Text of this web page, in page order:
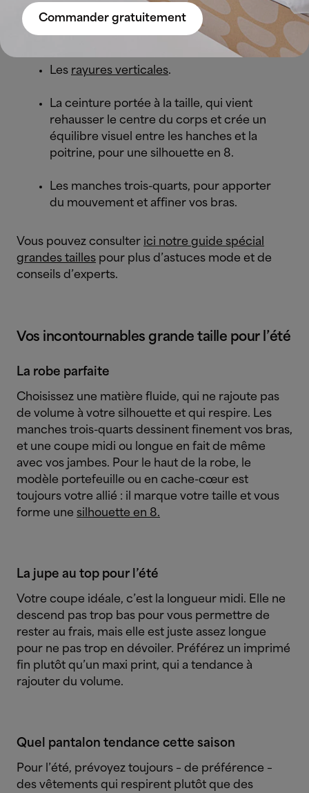
Lescols en Vqui affinent le haut du
corps.
Les rayures verticales.
La ceinture portée à la taille, qui vient
rehausser le centre du corps et crée un
équilibre visuel entre les hanches et la
poitrine, pour une silhouette en 8.
Les manches trois-quarts, pour apporter
du mouvement et affiner vos bras.
Vous pouvez consulter ici notre guide spécial
grandes tailles pour plus d’astuces mode et de
conseils d’experts.
Vos incontournables grande taille pour l’été
La robe parfaite
Choisissez une matière fluide, qui ne rajoute pas
de volume à votre silhouette et qui respire. Les
manches trois-quarts dessinent finement vos bras,
et une coupe midi ou longue en fait de même
avec vos jambes. Pour le haut de la robe, le
modèle portefeuille ou en cache-cœur est
toujours votre allié : il marque votre taille et vous
forme une silhouette en 8.
La jupe au top pour l’été
Votre coupe idéale, c’est la longueur midi. Elle ne
descend pas trop bas pour vous permettre de
rester au frais, mais elle est juste assez longue
pour ne pas trop en dévoiler. Préférez un imprimé
fin plutôt qu’un maxi print, qui a tendance à
rajouter du volume.
Quel pantalon tendance cette saison
Pour l’été, prévoyez toujours – de préférence –
des vêtements qui respirent plutôt que des
Commander gratuitement